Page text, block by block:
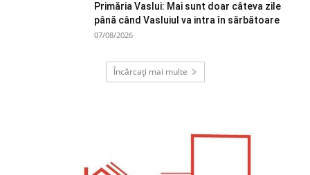
Primăria Vaslui: Mai sunt doar câteva zile
până când Vasluiul va intra în sărbătoare
07/08/2026
Încărcați mai multe